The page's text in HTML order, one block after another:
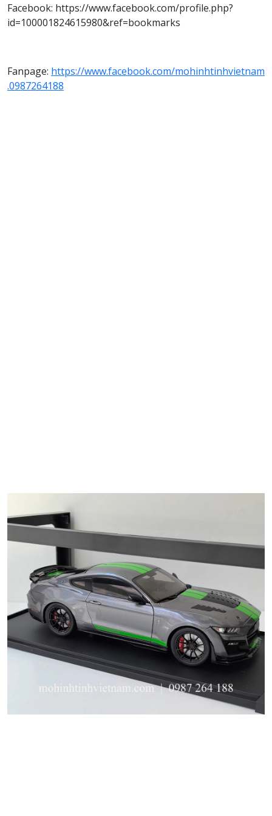
Facebook: https://www.facebook.com/profile.php?
id=100001824615980&ref=bookmarks
Fanpage: https://www.facebook.com/mohinhtinhvietnam
.0987264188